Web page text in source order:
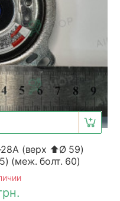
28A (верх ⬆Ø 59)
(меж. болт. 60)